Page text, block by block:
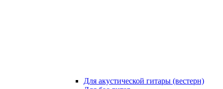
Для акустической гитары (вестерн)